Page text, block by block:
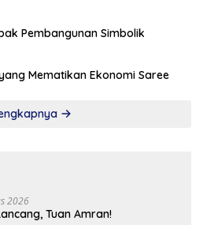
Pembangunan Simbolik
Mematikan Ekonomi Saree
2026
Tuan Amran!